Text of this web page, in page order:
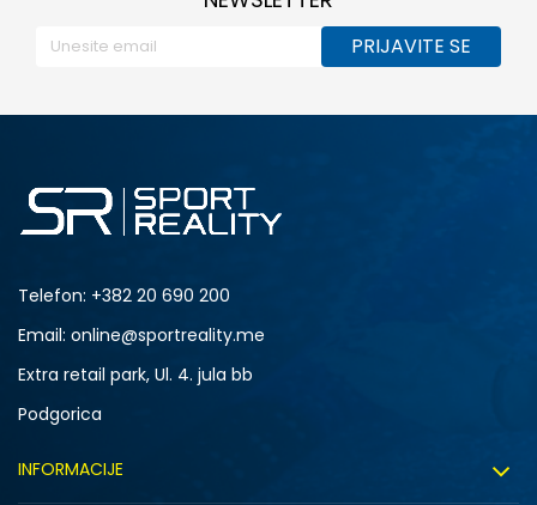
PRIJAVITE SE
Telefon: +382 20 690 200
Email: online@sportreality.me
Extra retail park, Ul. 4. jula bb
Podgorica
INFORMACIJE